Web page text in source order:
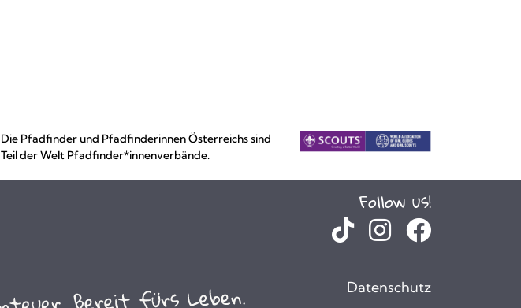
Die Pfadfinder und Pfadfinderinnen Österreichs sind
Teil der Welt Pfadfinder*innenverbände.
Follow us!
Datenschutz